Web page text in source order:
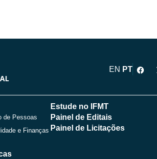
EN PT
F
a
b
de Pessoas
e Finanças
Estude no IFMT
Painel de Editais
Painel de Licitações